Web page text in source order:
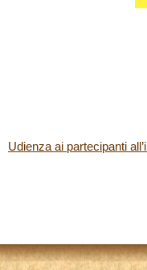
Udienza ai partecipanti